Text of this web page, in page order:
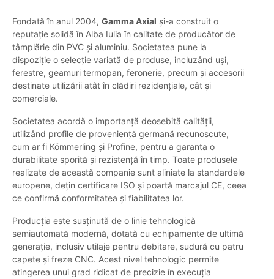
Fondată în anul 2004, Gamma Axial și-a construit o
reputație solidă în Alba Iulia în calitate de producător de
tâmplărie din PVC și aluminiu. Societatea pune la
dispoziție o selecție variată de produse, incluzând uși,
ferestre, geamuri termopan, feronerie, precum și accesorii
destinate utilizării atât în clădiri rezidențiale, cât și
comerciale.
Societatea acordă o importanță deosebită calității,
utilizând profile de proveniență germană recunoscute,
cum ar fi Kömmerling și Profine, pentru a garanta o
durabilitate sporită și rezistență în timp. Toate produsele
realizate de această companie sunt aliniate la standardele
europene, dețin certificare ISO și poartă marcajul CE, ceea
ce confirmă conformitatea și fiabilitatea lor.
Producția este susținută de o linie tehnologică
semiautomată modernă, dotată cu echipamente de ultimă
generație, inclusiv utilaje pentru debitare, sudură cu patru
capete și freze CNC. Acest nivel tehnologic permite
atingerea unui grad ridicat de precizie în execuția